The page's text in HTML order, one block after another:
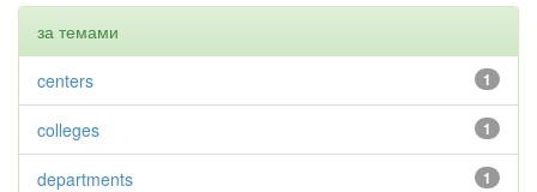
за темами
1
centers
1
colleges
1
departments